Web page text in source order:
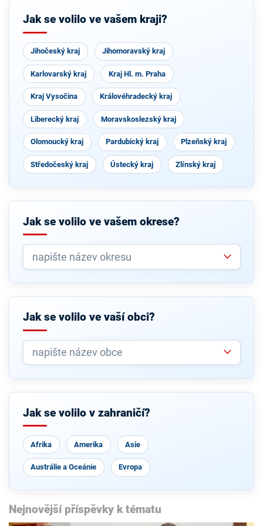
Jak se volilo ve vašem kraji?
Jihočeský kraj Jihomoravský kraj
Karlovarský kraj Kraj Hl. m. Praha
Kraj Vysočina Královéhradecký kraj
Liberecký kraj Moravskoslezský kraj
Olomoucký kraj Pardubický kraj Plzeňský kraj
Středočeský kraj Ústecký kraj Zlínský kraj
Jak se volilo ve vašem okrese?
Jak se volilo ve vaší obci?
Jak se volilo v zahraničí?
Afrika Amerika Asie
Austrálie a Oceánie Evropa
Nejnovější příspěvky k tématu